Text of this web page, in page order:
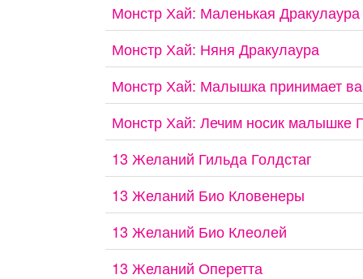
Монстр Хай: Маленькая Дракулаура
Монстр Хай: Няня Дракулаура
Монстр Хай: Малышка принимает
Монстр Хай: Лечим носик малышке
13 Желаний Гильда Голдстаг
13 Желаний Био Кловенеры
13 Желаний Био Клеолей
13 Желаний Оперетта